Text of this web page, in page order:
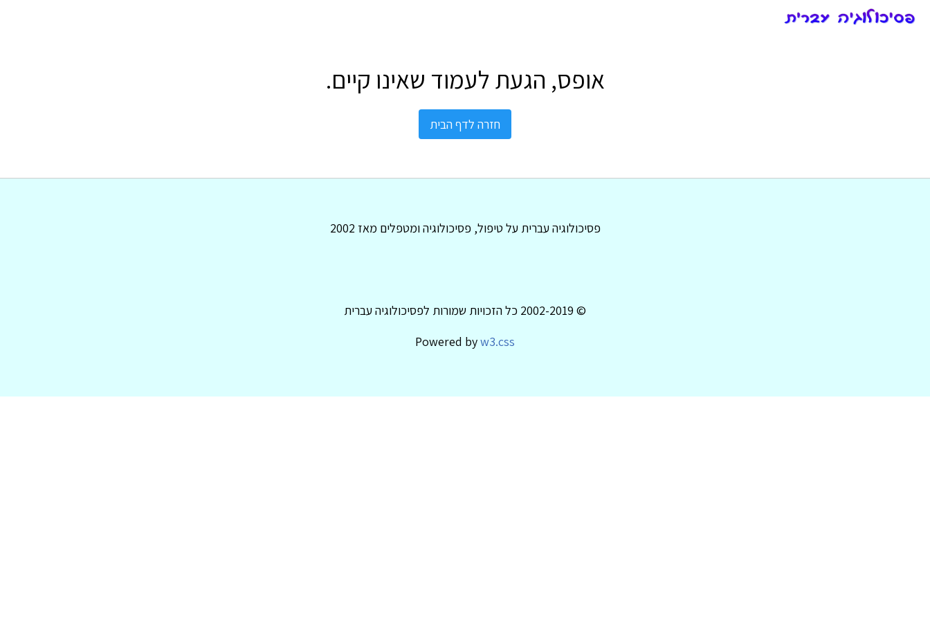
אופס, הגעת לעמוד שאינו קיים.
חזרה לדף הבית
פסיכולוגיה עברית על טיפול, פסיכולוגיה ומטפלים מאז 2002
© 2002-2019 כל הזכויות שמורות לפסיכולוגיה עברית
Powered byw3.css